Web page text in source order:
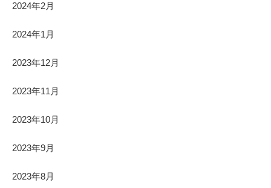
2024年2月
2024年1月
2023年12月
2023年11月
2023年10月
2023年9月
2023年8月